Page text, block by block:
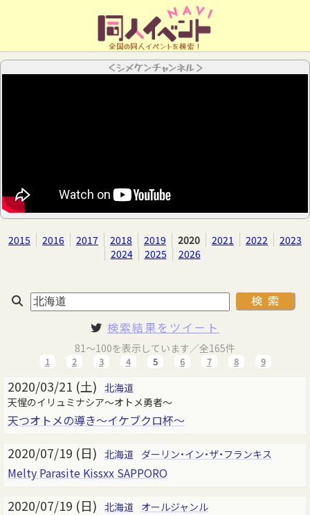
全国の同人イベントを検索！
＜シメケンチャンネル＞
2015 2016 2017 2018 2019 2020 2021 2022
2023
2024
2025 2026
検索結果をツイート
81～100を表示しています／全165件
1 2 3 4 5 6 7 8 9
2020/03/21 (土) 北海道
天惺のイリュミナシア～オトメ勇者～
天つオトメの導き～イケブクロ杯～
2020/07/19 (日) 北海道 ダーリン・イン・ザ・フランキス
Melty Parasite Kissxx SAPPORO
2020/07/19 (日) 北海道 オールジャンル